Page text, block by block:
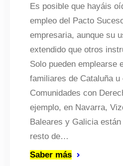
Es posible que hayáis
empleo del Pacto
empresaria, aunque su
extendido que otros
Solo pueden emplearse
familiares de Cataluña u
Comunidades con
ejemplo, en Navarra,
Baleares y Galicia
resto de…
Saber más